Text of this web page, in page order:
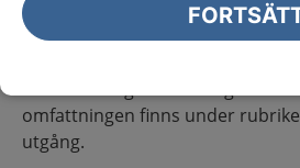
Vårdförloppet avser
vuxna.
omfattningen finns under
utgång.